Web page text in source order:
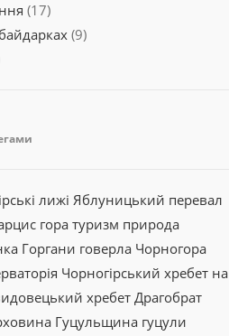
(17)
(9)
лижі Яблуницький перевал
гора туризм природа
Горгани говерла Чорногора
Чорногірський хребет на
хребетДрагобрат
Гуцульщина гуцули